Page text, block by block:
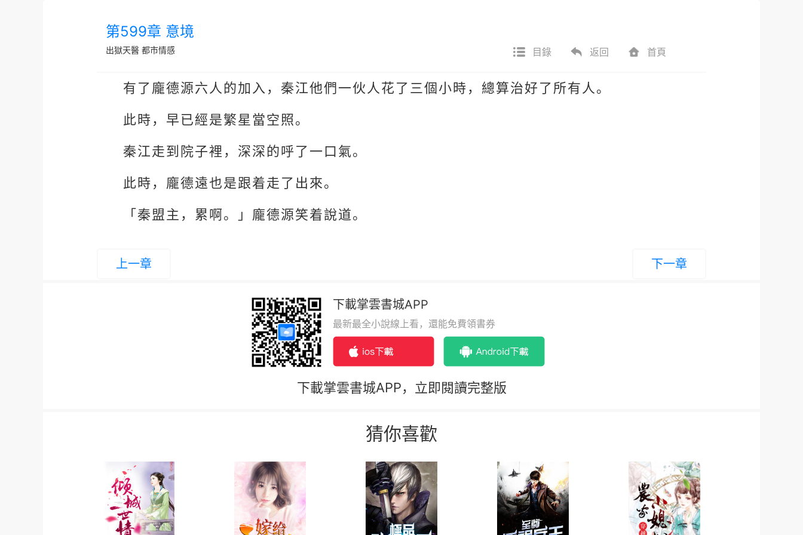
第599章 意境
出獄天醫 都市情感 目錄 返回 首頁
有了龐德源六人的加入，秦江他們一伙人花了三個小時，總算治好了所有人。
此時，早已經是繁星當空照。
秦江走到院子裡，深深的呼了一口氣。
此時，龐德遠也是跟着走了出來。
「秦盟主，累啊。」龐德源笑着說道。
上一章 下一章
下載掌雲書城APP
最新最全小說線上看，還能免費領書券
下載掌雲書城APP，立即閱讀完整版
猜你喜歡